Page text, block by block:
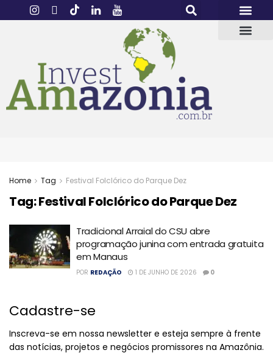
Home Tag Festival Folclórico do Parque Dez
Tag:Festival Folclórico do Parque Dez
Tradicional Arraial do CSU abre
programação junina com entrada gratuita
em Manaus
POR REDAÇÃO 1 DE JUNHO DE 2026 0
Cadastre-se
Inscreva-se em nossa newsletter e esteja sempre à frente
das notícias, projetos e negócios promissores na Amazônia.